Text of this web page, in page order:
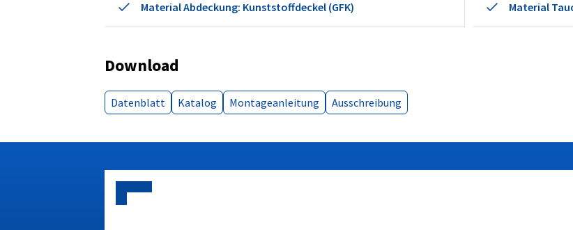
Material Abdeckung: Kunststoffdeckel (GFK) Material
Download
Datenblatt Katalog Montageanleitung Ausschreibung